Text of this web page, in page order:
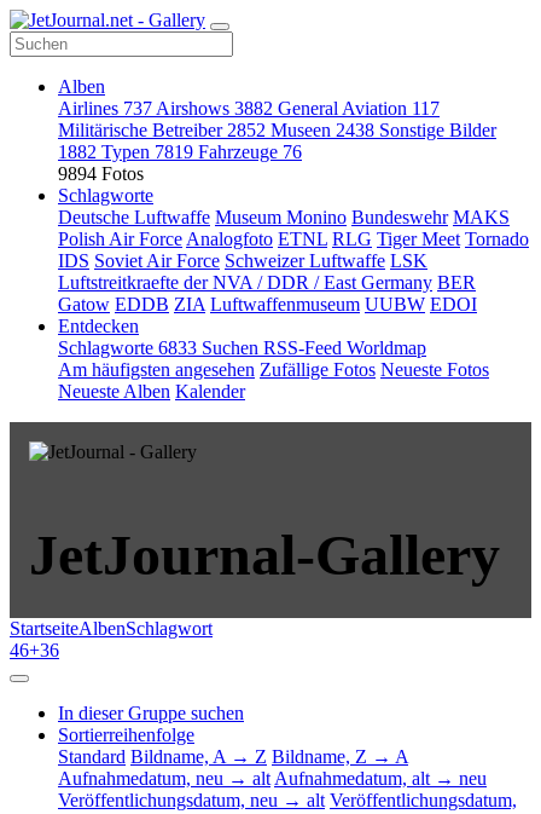
Alben
Airlines 737 Airshows 3882 General Aviation 117
Militärische Betreiber 2852 Museen 2438 Sonstige Bilder
1882 Typen 7819 Fahrzeuge 76
9894 Fotos
Schlagworte
Deutsche Luftwaffe Museum Monino Bundeswehr MAKS
Polish Air Force Analogfoto ETNL RLG Tiger Meet Tornado
IDS Soviet Air Force Schweizer Luftwaffe LSK
Luftstreitkraefte der NVA / DDR / East Germany BER
Gatow EDDB ZIA Luftwaffenmuseum UUBW EDOI
Entdecken
Schlagworte 6833 Suchen RSS-Feed Worldmap
Am häufigsten angesehen Zufällige Fotos Neueste Fotos
Neueste Alben Kalender
JetJournal-Gallery
StartseiteAlbenSchlagwort
46+36
In dieser Gruppe suchen
Sortierreihenfolge
Standard Bildname, A → Z Bildname, Z → A
Aufnahmedatum, neu → alt Aufnahmedatum, alt → neu
Veröffentlichungsdatum, neu → alt Veröffentlichungsdatum,